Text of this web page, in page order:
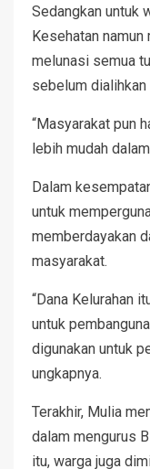
Sedangkan untuk
Kesehatan namun
melunasi semua
sebelum dialihkan
“Masyarakat pun
lebih mudah
Dalam
untuk
memberdayakan
masyarakat.
“Dana Kelurahan
untuk
digunakan untuk
ungkapnya.
Terakhir, Mulia
dalam mengurus
itu, warga juga